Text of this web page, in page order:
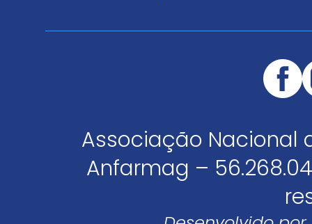
Associação Nacional
Anfarmag –